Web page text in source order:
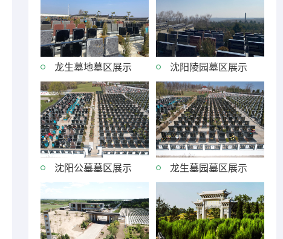
龙生墓地墓区展示 沈阳陵园墓区展示
沈阳公墓墓区展示 龙生墓园墓区展示